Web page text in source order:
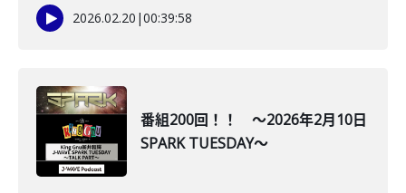
2026.02.20 |00:39:58
番組200回！！ ～2026年2月10日
SPARK TUESDAY～